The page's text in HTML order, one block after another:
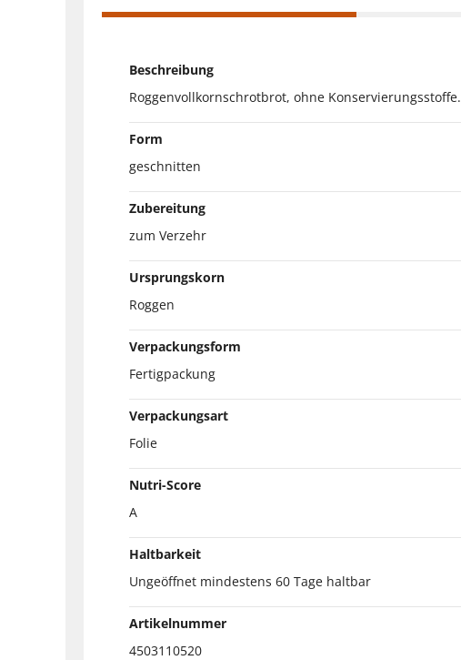
Beschreibung
Roggenvollkornschrotbrot, ohne Konservierungsstoffe.
Form
geschnitten
Zubereitung
zum Verzehr
Ursprungskorn
Roggen
Verpackungsform
Fertigpackung
Verpackungsart
Folie
Nutri-Score
A
Haltbarkeit
Ungeöffnet mindestens 60 Tage haltbar
Artikelnummer
4503110520